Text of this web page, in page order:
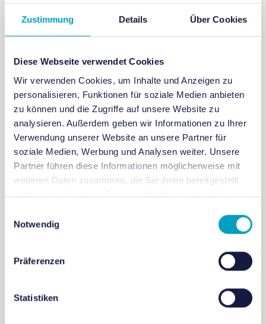
Zustimmung Details Über Cookies
Diese Webseite verwendet Cookies
Wir verwenden Cookies, um Inhalte und Anzeigen zu
personalisieren, Funktionen für soziale Medien anbieten
zu können und die Zugriffe auf unsere Website zu
analysieren. Außerdem geben wir Informationen zu Ihrer
Verwendung unserer Website an unsere Partner für
soziale Medien, Werbung und Analysen weiter. Unsere
Partner führen diese Informationen möglicherweise mit
weiteren Daten zusammen, die Sie ihnen bereitgestellt
haben oder die sie im Rahmen Ihrer Nutzung der Dienste
Notwendig
Präferenzen
Statistiken
Untergeschoss)
Für Familien, Kinder (ab 8 Jahre)
Eintritt: kostenfrei
Teilnahmebedingungen: keine Vorkentnisse